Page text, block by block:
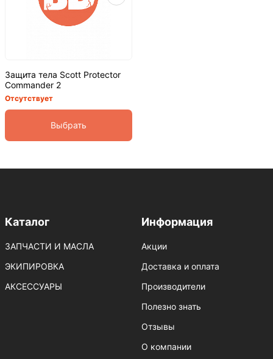
Защита тела Scott Protector
Commander 2
Отсутствует
Выбрать
Каталог
ЗАПЧАСТИ И МАСЛА
ЭКИПИРОВКА
АКСЕССУАРЫ
Информация
Акции
Доставка и оплата
Производители
Полезно знать
Отзывы
О компании